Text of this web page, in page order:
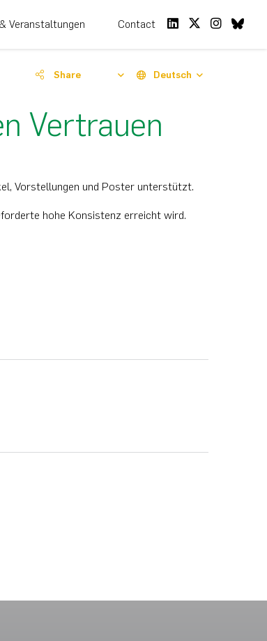
Veranstaltungen Contact
Share Deutsch
Vertrauen
Vorstellungen und Poster unterstützt.
hohe Konsistenz erreicht wird.